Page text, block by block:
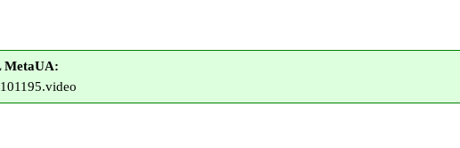
MetaUA: